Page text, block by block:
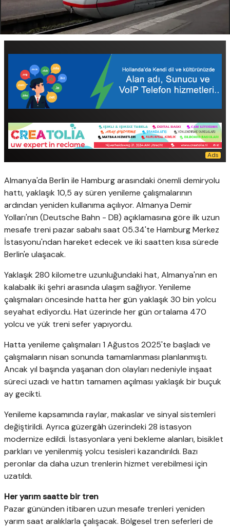
Almanya'da Berlin ile Hamburg arasındaki önemli demiryolu
hattı, yaklaşık 10,5 ay süren yenileme çalışmalarının
ardından yeniden kullanıma açılıyor. Almanya Demir
Yolları'nın (Deutsche Bahn - DB) açıklamasına göre ilk uzun
mesafe treni pazar sabahı saat 05.34'te Hamburg Merkez
İstasyonu'ndan hareket edecek ve iki saatten kısa sürede
Berlin'e ulaşacak.
Yaklaşık 280 kilometre uzunluğundaki hat, Almanya'nın en
kalabalık iki şehri arasında ulaşım sağlıyor. Yenileme
çalışmaları öncesinde hatta her gün yaklaşık 30 bin yolcu
seyahat ediyordu. Hat üzerinde her gün ortalama 470
yolcu ve yük treni sefer yapıyordu.
Hatta yenileme çalışmaları 1 Ağustos 2025'te başladı ve
çalışmaların nisan sonunda tamamlanması planlanmıştı.
Ancak yıl başında yaşanan don olayları nedeniyle inşaat
süreci uzadı ve hattın tamamen açılması yaklaşık bir buçuk
ay gecikti.
Yenileme kapsamında raylar, makaslar ve sinyal sistemleri
değiştirildi. Ayrıca güzergâh üzerindeki 28 istasyon
modernize edildi. İstasyonlara yeni bekleme alanları, bisiklet
parkları ve yenilenmiş yolcu tesisleri kazandırıldı. Bazı
peronlar da daha uzun trenlerin hizmet verebilmesi için
uzatıldı.
Her yarım saatte bir tren
Pazar gününden itibaren uzun mesafe trenleri yeniden
yarım saat aralıklarla çalışacak. Bölgesel tren seferleri de